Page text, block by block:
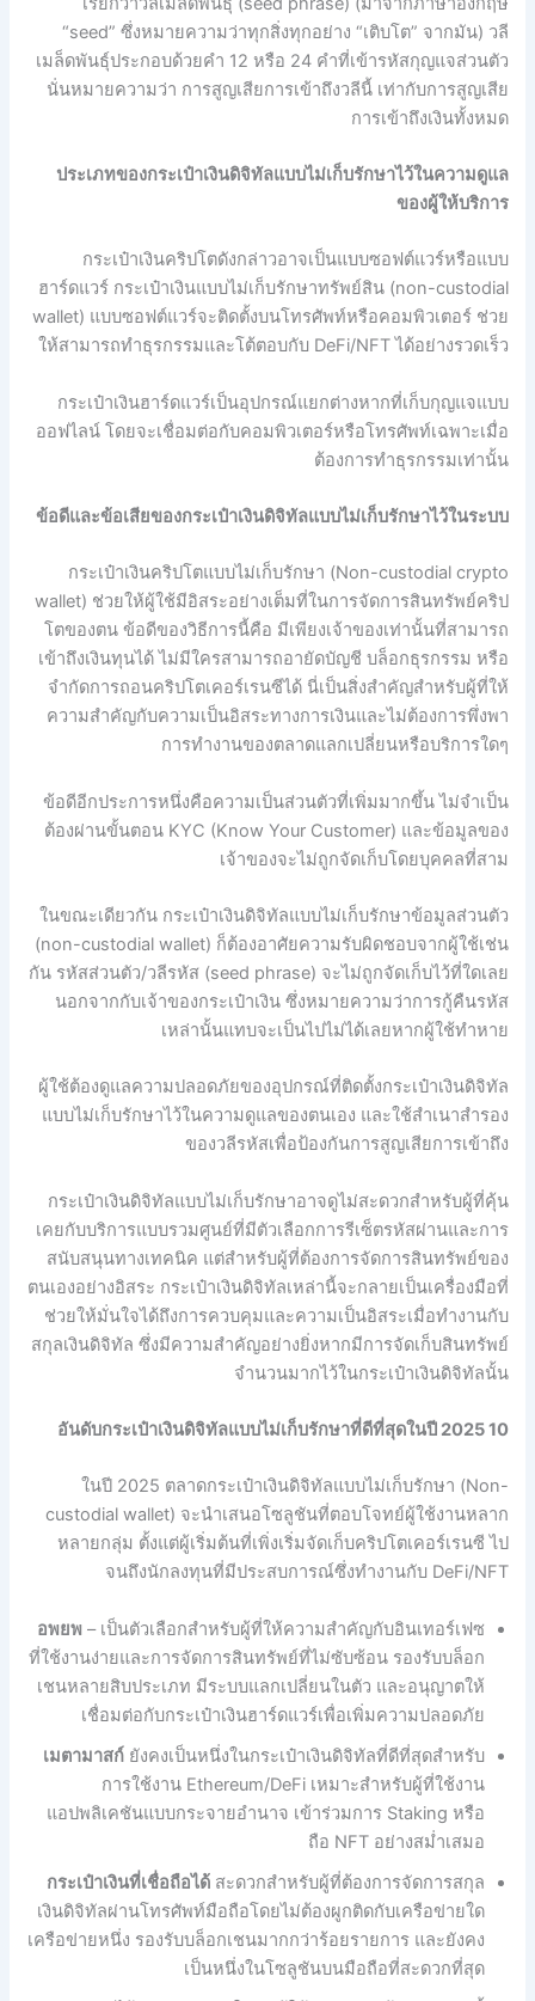
“seed” ซึ่งหมายความว่าทุกสิ่งทุกอย่าง “เติบโต” จากมัน) วลี
เมล็ดพันธุ์ประกอบด้วยคำ 12 หรือ 24 คำที่เข้ารหัสกุญแจส่วนตัว
นั่นหมายความว่า การสูญเสียการเข้าถึงวลีนี้ เท่ากับการสูญเสีย
การเข้าถึงเงินทั้งหมด
ประเภทของกระเป๋าเงินดิจิทัลแบบไม่เก็บรักษาไว้ในความดูแล
ของผู้ให้บริการ
กระเป๋าเงินคริปโตดังกล่าวอาจเป็นแบบซอฟต์แวร์หรือแบบ
ฮาร์ดแวร์ กระเป๋าเงินแบบไม่เก็บรักษาทรัพย์สิน (non-custodial
wallet) แบบซอฟต์แวร์จะติดตั้งบนโทรศัพท์หรือคอมพิวเตอร์ ช่วย
ให้สามารถทำธุรกรรมและโต้ตอบกับ DeFi/NFT ได้อย่างรวดเร็ว
กระเป๋าเงินฮาร์ดแวร์เป็นอุปกรณ์แยกต่างหากที่เก็บกุญแจแบบ
ออฟไลน์ โดยจะเชื่อมต่อกับคอมพิวเตอร์หรือโทรศัพท์เฉพาะเมื่อ
ต้องการทำธุรกรรมเท่านั้น
ข้อดีและข้อเสียของกระเป๋าเงินดิจิทัลแบบไม่เก็บรักษาไว้ในระบบ
กระเป๋าเงินคริปโตแบบไม่เก็บรักษา (Non-custodial crypto
wallet) ช่วยให้ผู้ใช้มีอิสระอย่างเต็มที่ในการจัดการสินทรัพย์คริป
โตของตน ข้อดีของวิธีการนี้คือ มีเพียงเจ้าของเท่านั้นที่สามารถ
เข้าถึงเงินทุนได้ ไม่มีใครสามารถอายัดบัญชี บล็อกธุรกรรม หรือ
จำกัดการถอนคริปโตเคอร์เรนซีได้ นี่เป็นสิ่งสำคัญสำหรับผู้ที่ให้
ความสำคัญกับความเป็นอิสระทางการเงินและไม่ต้องการพึ่งพา
การทำงานของตลาดแลกเปลี่ยนหรือบริการใดๆ
ข้อดีอีกประการหนึ่งคือความเป็นส่วนตัวที่เพิ่มมากขึ้น ไม่จำเป็น
ต้องผ่านขั้นตอน KYC (Know Your Customer) และข้อมูลของ
เจ้าของจะไม่ถูกจัดเก็บโดยบุคคลที่สาม
ในขณะเดียวกัน กระเป๋าเงินดิจิทัลแบบไม่เก็บรักษาข้อมูลส่วนตัว
(non-custodial wallet) ก็ต้องอาศัยความรับผิดชอบจากผู้ใช้เช่น
กัน รหัสส่วนตัว/วลีรหัส (seed phrase) จะไม่ถูกจัดเก็บไว้ที่ใดเลย
นอกจากกับเจ้าของกระเป๋าเงิน ซึ่งหมายความว่าการกู้คืนรหัส
เหล่านั้นแทบจะเป็นไปไม่ได้เลยหากผู้ใช้ทำหาย
ผู้ใช้ต้องดูแลความปลอดภัยของอุปกรณ์ที่ติดตั้งกระเป๋าเงินดิจิทัล
แบบไม่เก็บรักษาไว้ในความดูแลของตนเอง และใช้สำเนาสำรอง
ของวลีรหัสเพื่อป้องกันการสูญเสียการเข้าถึง
กระเป๋าเงินดิจิทัลแบบไม่เก็บรักษาอาจดูไม่สะดวกสำหรับผู้ที่คุ้น
เคยกับบริการแบบรวมศูนย์ที่มีตัวเลือกการรีเซ็ตรหัสผ่านและการ
สนับสนุนทางเทคนิค แต่สำหรับผู้ที่ต้องการจัดการสินทรัพย์ของ
ตนเองอย่างอิสระ กระเป๋าเงินดิจิทัลเหล่านี้จะกลายเป็นเครื่องมือที่
ช่วยให้มั่นใจได้ถึงการควบคุมและความเป็นอิสระเมื่อทำงานกับ
สกุลเงินดิจิทัล ซึ่งมีความสำคัญอย่างยิ่งหากมีการจัดเก็บสินทรัพย์
จำนวนมากไว้ในกระเป๋าเงินดิจิทัลนั้น
10 อันดับกระเป๋าเงินดิจิทัลแบบไม่เก็บรักษาที่ดีที่สุดในปี 2025
ในปี 2025 ตลาดกระเป๋าเงินดิจิทัลแบบไม่เก็บรักษา (Non-
custodial wallet) จะนำเสนอโซลูชันที่ตอบโจทย์ผู้ใช้งานหลาก
หลายกลุ่ม ตั้งแต่ผู้เริ่มต้นที่เพิ่งเริ่มจัดเก็บคริปโตเคอร์เรนซี ไป
จนถึงนักลงทุนที่มีประสบการณ์ซึ่งทำงานกับ DeFi/NFT
อพยพ – เป็นตัวเลือกสำหรับผู้ที่ให้ความสำคัญกับอินเทอร์เฟซ
ที่ใช้งานง่ายและการจัดการสินทรัพย์ที่ไม่ซับซ้อน รองรับบล็อก
เชนหลายสิบประเภท มีระบบแลกเปลี่ยนในตัว และอนุญาตให้
เชื่อมต่อกับกระเป๋าเงินฮาร์ดแวร์เพื่อเพิ่มความปลอดภัย
เมตามาสก์ยังคงเป็นหนึ่งในกระเป๋าเงินดิจิทัลที่ดีที่สุดสำหรับ
การใช้งาน Ethereum/DeFi เหมาะสำหรับผู้ที่ใช้งาน
แอปพลิเคชันแบบกระจายอำนาจ เข้าร่วมการ Staking หรือ
ถือ NFT อย่างสม่ำเสมอ
กระเป๋าเงินที่เชื่อถือได้สะดวกสำหรับผู้ที่ต้องการจัดการสกุล
เงินดิจิทัลผ่านโทรศัพท์มือถือโดยไม่ต้องผูกติดกับเครือข่ายใด
เครือข่ายหนึ่ง รองรับบล็อกเชนมากกว่าร้อยรายการ และยังคง
เป็นหนึ่งในโซลูชันบนมือถือที่สะดวกที่สุด